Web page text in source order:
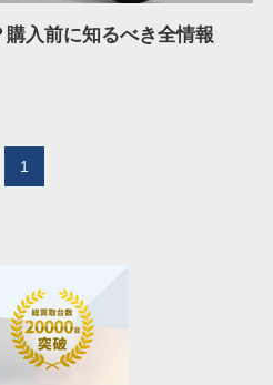
購入前に知るべき全情報
1